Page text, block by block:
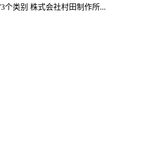
个类别 株式会社村田制作所...